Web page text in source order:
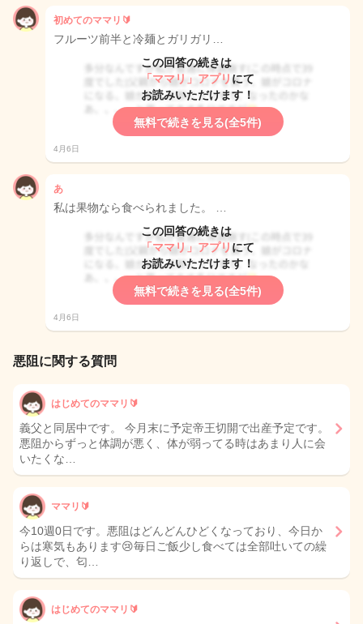
初めてのママリ🔰
フルーツ前半と冷麺とガリガリ…
この回答の続きは
「ママリ」アプリ にて
お読みいただけます！
無料で続きを見る(全5件)
4月6日
あ
私は果物なら食べられました。 …
この回答の続きは
「ママリ」アプリ にて
お読みいただけます！
無料で続きを見る(全5件)
4月6日
悪阻に関する質問
はじめてのママリ🔰
義父と同居中です。 今月末に予定帝王切開で出産予定です。
悪阻からずっと体調が悪く、体が弱ってる時はあまり人に会
いたくな…
ママリ🔰
今10週0日です。悪阻はどんどんひどくなっており、今日か
らは寒気もあります😢毎日ご飯少し食べては全部吐いての繰
り返しで、匂…
はじめてのママリ🔰